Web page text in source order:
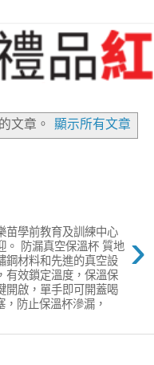
文章。 顯示所有文章
›
苗學前教育及訓練中心
。 防漏真空保溫杯 質地
鋼材料和先進的真空設
有效鎖定溫度，保溫保
開啟，單手即可開蓋喝
防止保溫杯滲漏，